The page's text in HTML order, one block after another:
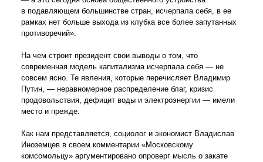
в подавляющем большинстве стран, исчерпала себя, в ее
рамках нет больше выхода из клубка все более запутанных
противоречий».
На чем строит президент свои выводы о том, что
современная модель капитализма исчерпала себя — не
совсем ясно. Те явления, которые перечисляет Владимир
Путин, — неравномерное распределение благ, кризис
продовольствия, дефицит воды и электроэнергии — имели
место и прежде.
Как нам представляется, социолог и экономист Владислав
Иноземцев в своем комментарии «Московскому
комсомольцу» аргументировано опроверг мысль о закате